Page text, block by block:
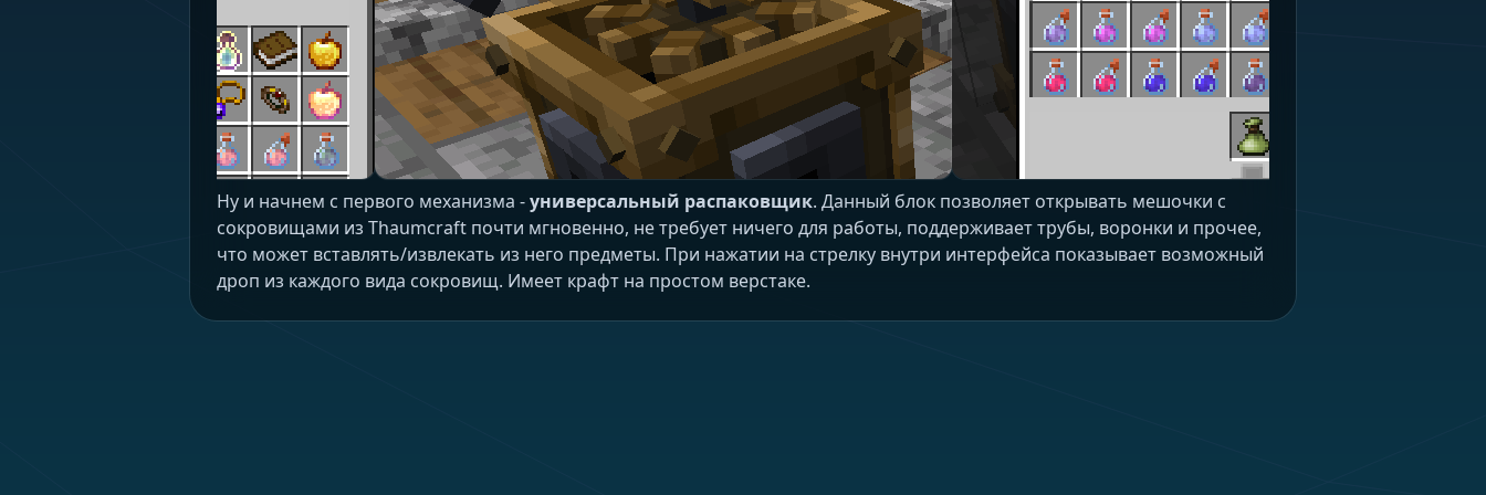
Ну и начнем с первого механизма -универсальный распаковщик. Данный блок позволяет открывать мешочки с
сокровищами из Thaumcraft почти мгновенно, не требует ничего для работы, поддерживает трубы, воронки и прочее,
что может вставлять/извлекать из него предметы. При нажатии на стрелку внутри интерфейса показывает возможный
дроп из каждого вида сокровищ. Имеет крафт на простом верстаке.